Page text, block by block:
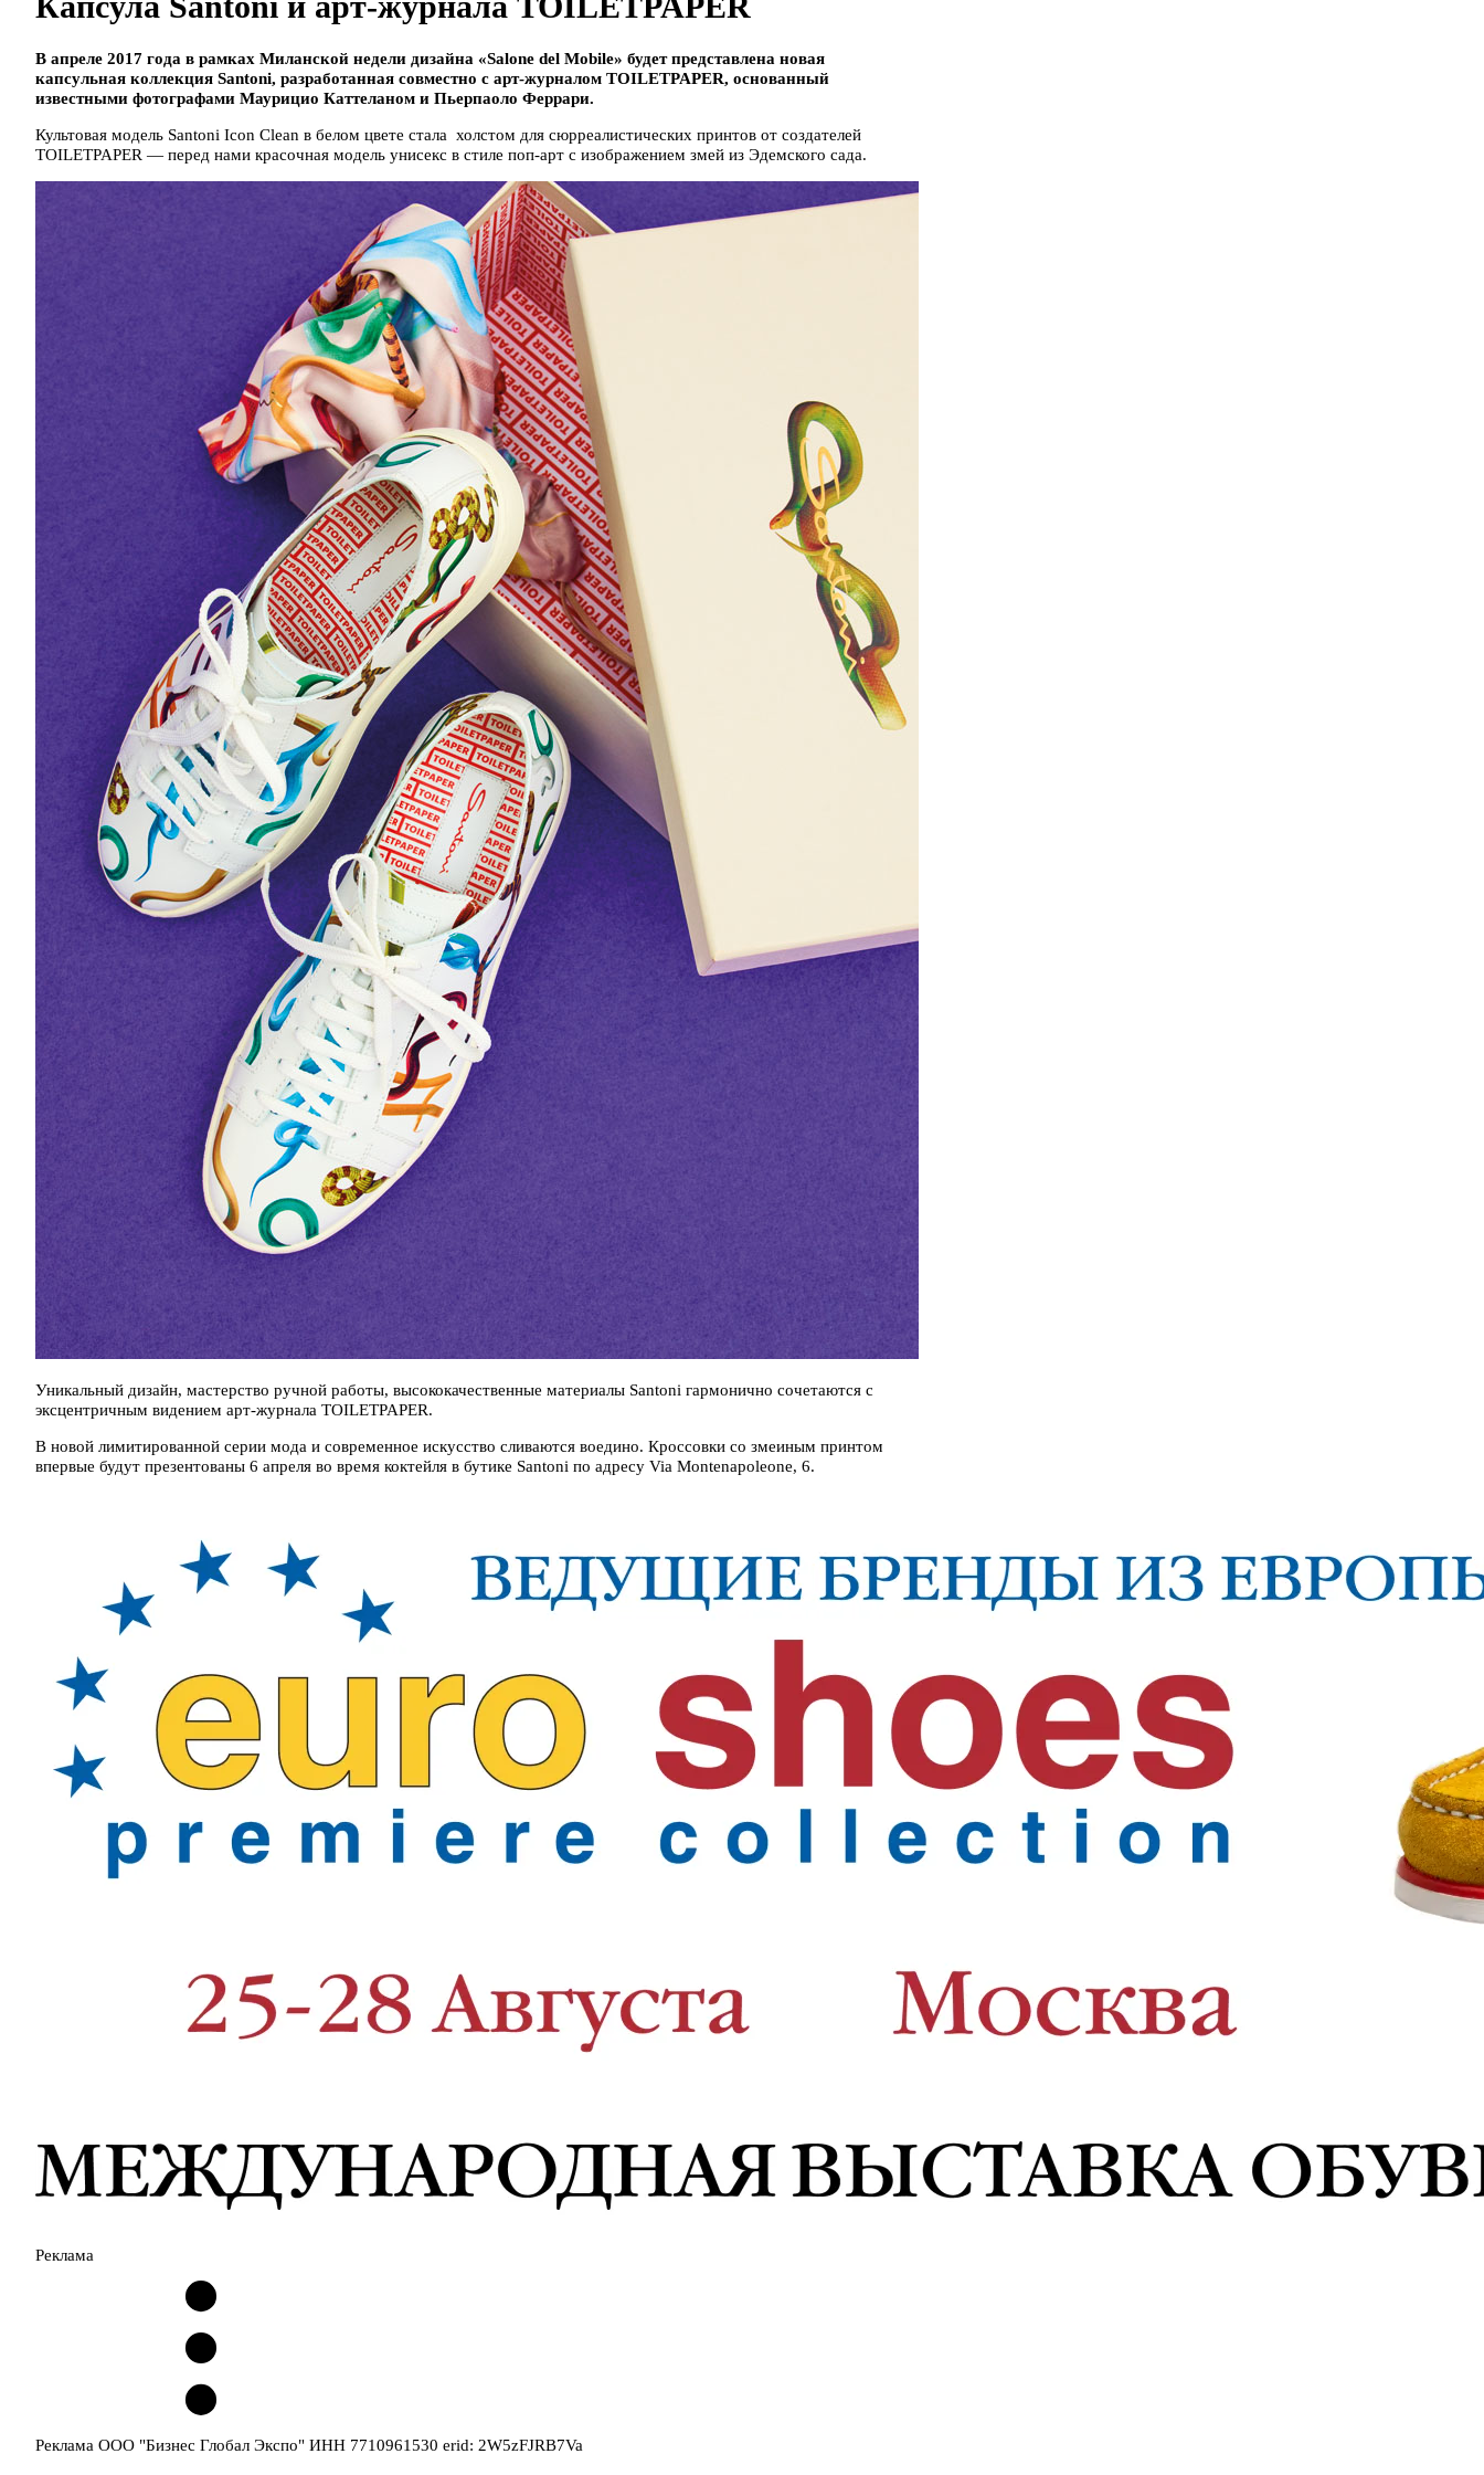
В апреле 2017 года в рамках Миланской недели дизайна «Salone del Mobile» будет представлена новая
капсульная коллекция Santoni, разработанная совместно с арт-журналом TOILETPAPER, основанный
известными фотографами Маурицио Каттеланом и Пьерпаоло Феррари.
Культовая модель Santoni Icon Clean в белом цвете стала холстом для сюрреалистических принтов от создателей
TOILETPAPER — перед нами красочная модель унисекс в стиле поп-арт с изображением змей из Эдемского сада.
Уникальный дизайн, мастерство ручной работы, высококачественные материалы Santoni гармонично сочетаются с
эксцентричным видением арт-журнала TOILETPAPER.
В новой лимитированной серии мода и современное искусство сливаются воедино. Кроссовки cо змеиным принтом
впервые будут презентованы 6 апреля во время коктейля в бутике Santoni по адресу Via Montenapoleone, 6.
Реклама
Реклама ООО "Бизнес Глобал Экспо" ИНН 7710961530 erid: 2W5zFJRB7Va